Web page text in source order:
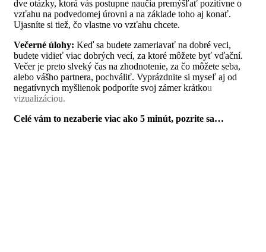
dve otázky, ktorá vás postupne naučia premýšľať pozitívne o
vzťahu na podvedomej úrovni a na základe toho aj konať.
Ujasníte si tiež, čo vlastne vo vzťahu chcete.
Večerné úlohy: Keď sa budete zameriavať na dobré veci,
budete vidieť viac dobrých vecí, za ktoré môžete byť vďační.
Večer je preto slveký čas na zhodnotenie, za čo môžete seba,
alebo vášho partnera, pochváliť. Vyprázdnite si myseľ aj od
negatívnych myšlienok podporíte svoj zámer krátkou
vizualizáciou.
Celé vám to nezaberie viac ako 5 minút, pozrite sa…